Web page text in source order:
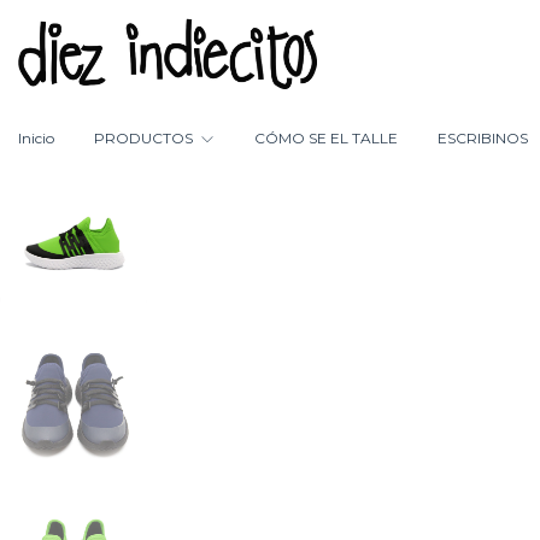
Inicio PRODUCTOS CÓMO SE EL TALLE ESCRIBINOS